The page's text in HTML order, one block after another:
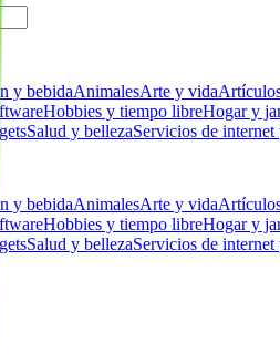
y bebidaAnimalesArte y vida
Hobbies y tiempo libreHogar y
Salud y bellezaServicios de internet
y bebidaAnimalesArte y vida
Hobbies y tiempo libreHogar y
Salud y bellezaServicios de internet